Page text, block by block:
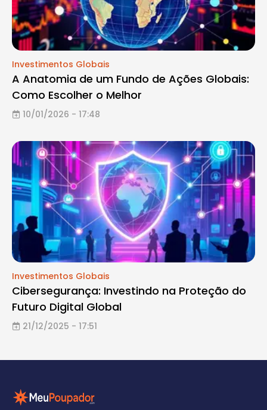
Investimentos Globais
A Anatomia de um Fundo de Ações Globais:
Como Escolher o Melhor
10/01/2026 - 17:48
Investimentos Globais
Cibersegurança: Investindo na Proteção do
Futuro Digital Global
21/12/2025 - 17:51